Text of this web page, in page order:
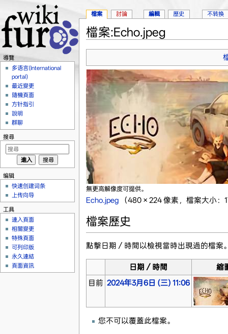
檔案:Echo.jpeg
無更高解像度可提供。
Echo.jpeg‎ （480 × 224 像素，檔案大小
檔案歷史
點擊日期／時間以檢視當時出現過的檔案
日期／時間
縮
目前 2024年3月6日 (三) 11:06
您不可以覆蓋此檔案。
檔案 討論 編輯 歷史 不转换
導覽
多语言(International
portal)
最近變更
隨機頁面
方针指引
說明
群聊
搜尋
编辑
快速创建词条
上传向导
工具
連入頁面
相關變更
特殊頁面
可列印版
永久連結
頁面資訊